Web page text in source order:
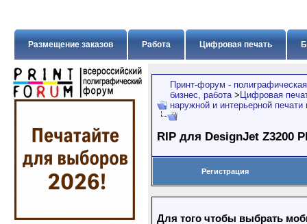
Цифровая печать
Работа
Размещение заказов
Принт-форум -
бизнес, работа > Цифровая
наружной и интерьерной
RIP для DesignJet Z3200
Регистрация
Для того чтобы выбрать